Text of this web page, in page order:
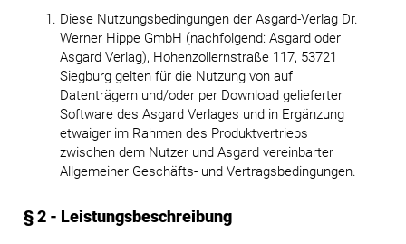
Diese Nutzungsbedingungen der Asgard-Verlag Dr.
Werner Hippe GmbH (nachfolgend: Asgard oder
Asgard Verlag), Hohenzollernstraße 117, 53721
Siegburg gelten für die Nutzung von auf
Datenträgern und/oder per Download gelieferter
Software des Asgard Verlages und in Ergänzung
etwaiger im Rahmen des Produktvertriebs
zwischen dem Nutzer und Asgard vereinbarter
Allgemeiner Geschäfts- und Vertragsbedingungen.
§ 2 - Leistungsbeschreibung